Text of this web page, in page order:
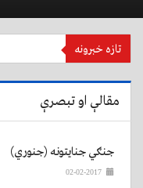
تازه خبرونه
کاپيسا: تګاب کې ۲ عسکر قتل، ۴ اربکیان ټپيان شول .
مقالې او تبصرې
جنګي جنایتونه (جنوري)
02-02-2017